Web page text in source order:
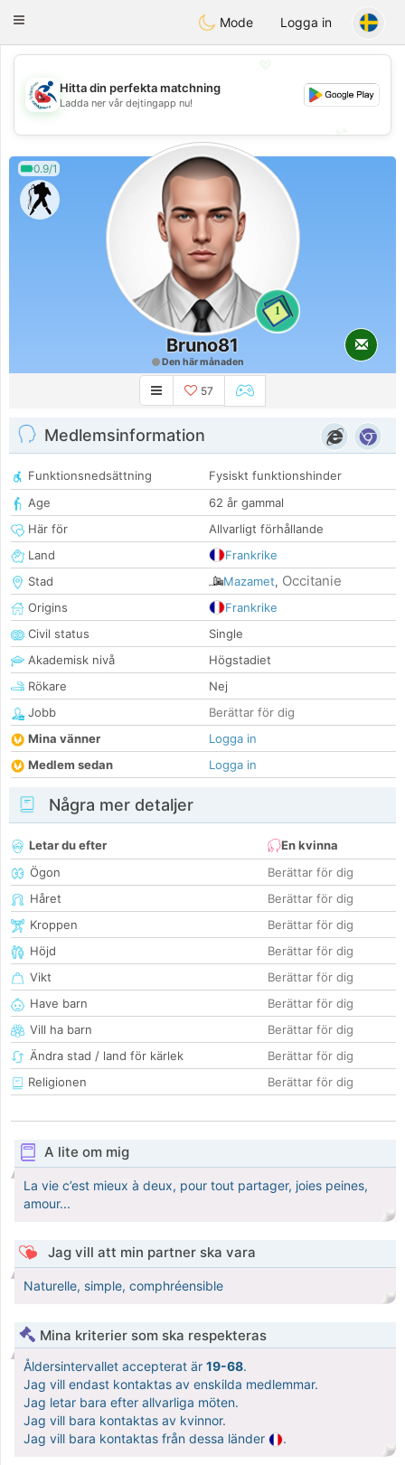
Handi Space
Toggle
Mode Logga in
💖
💕
Hitta din perfekta matchning
Ladda ner vår dejtingapp nu!
0.9/1
1
Bruno81
Den här månaden
57
Medlemsinformation
Funktionsnedsättning
Fysiskt funktionshinder
Age
62 år gammal
Här för
Allvarligt förhållande
Land
Frankrike
Stad
Mazamet, Occitanie
Origins
Frankrike
Civil status
Single
Akademisk nivå
Högstadiet
Rökare
Nej
Jobb
Berättar för dig
Mina vänner
Logga in
Medlem sedan
Logga in
Några mer detaljer
Letar du efter
En kvinna
Ögon
Berättar för dig
Håret
Berättar för dig
Kroppen
Berättar för dig
Höjd
Berättar för dig
Vikt
Berättar för dig
Have barn
Berättar för dig
Vill ha barn
Berättar för dig
Ändra stad / land för kärlek
Berättar för dig
Religionen
Berättar för dig
A lite om mig
La vie c’est mieux à deux, pour tout partager, joies peines,
amour...
Jag vill att min partner ska vara
Naturelle, simple, comphréensible
Mina kriterier som ska respekteras
Åldersintervallet accepterat är 19-68.
Jag vill endast kontaktas av enskilda medlemmar.
Jag letar bara efter allvarliga möten.
Jag vill bara kontaktas av kvinnor.
Jag vill bara kontaktas från dessa länder
.